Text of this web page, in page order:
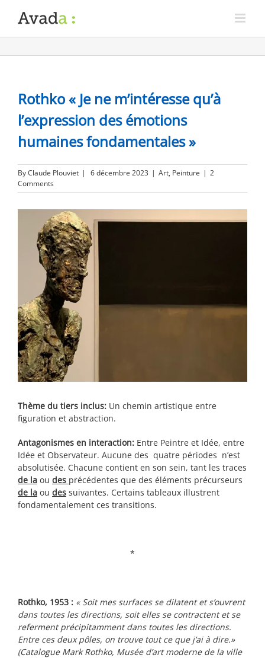
Rothko « Je ne m’intéresse qu’à
l’expression des émotions
humaines fondamentales »
ByClaude Plouviet | 6 décembre 2023 | Art, Peinture | 2
Comments
Larger
Image
Thème du tiers inclus: Un chemin artistique entre
figuration et abstraction.
Antagonismes en interaction: Entre Peintre et Idée, entre
Idée et Observateur. Aucune des quatre périodes n’est
absolutisée. Chacune contient en son sein, tant les traces
de la ou des précédentes que des éléments précurseurs
de la ou des suivantes. Certains tableaux illustrent
fondamentalement ces transitions.
*
Rothko, 1953 : « Soit mes surfaces se dilatent et s’ouvrent
dans toutes les directions, soit elles se contractent et se
referment précipitamment dans toutes les directions.
Entre ces deux pôles, on trouve tout ce que j’ai à dire.»
(Catalogue Mark Rothko, Musée d’art moderne de la ville